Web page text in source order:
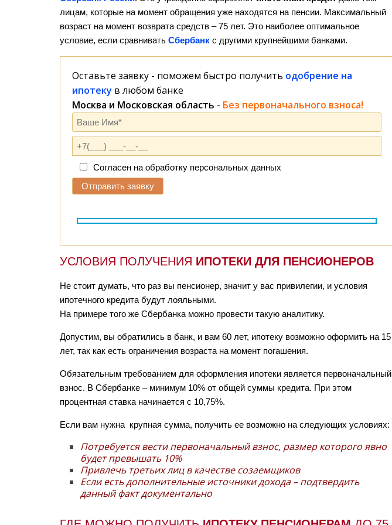
лицам, которые на момент обращения уже находятся на пенсии. Максимальный
возраст на момент возврата средств – 75 лет. Это наиболее оптимальное
условие, если сравнивать Сбербанк с другими крупнейшими банками.
Оставьте заявку - поможем быстро получить одобрение на
ипотеку в любом банке
Москва и Московская область - Без первоначального взноса!
Согласен на обработку персональных данных
УСЛОВИЯ ПОЛУЧЕНИЯ ИПОТЕКИ ДЛЯ ПЕНСИОНЕРОВ
Не стоит думать, что раз вы пенсионер, значит у вас привилегии, и условия
ипотечного кредита будут лояльными.
На примере того же Сбербанка можно провести такую аналитику.
Допустим, вы обратились в банк, и вам 60 лет, ипотеку возможно оформить на 15
лет, так как есть ограничения возраста на момент погашения.
Обязательным требованием для оформления ипотеки является первоначальный
взнос. В Сбербанке – минимум 10% от общей суммы кредита. При этом
процентная ставка начинается с 10,75%.
Если вам нужна крупная сумма, получить ее возможно на следующих условиях:
Потребуется вести первоначальный взнос, размер которого явно
будет превышать 10%
Привлечь третьих лиц в качестве созаемщиков
Если есть дополнительные источники дохода – подтвердить
данный факт документально